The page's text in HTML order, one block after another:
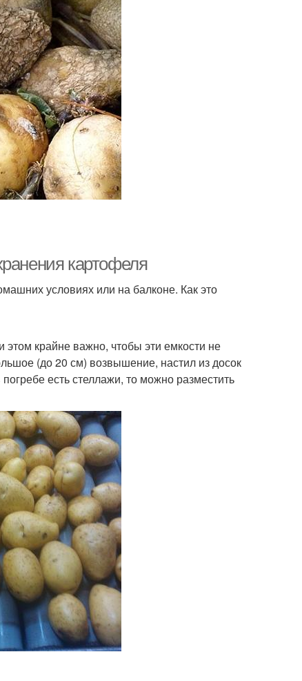
картофеля
условиях или на балконе. Как это
крайне важно, чтобы эти емкости не
(до 20 см) возвышение, настил из досок
есть стеллажи, то можно разместить